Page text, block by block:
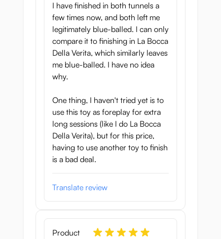
I have finished in both tunnels a
few times now, and both left me
legitimately blue-balled. I can only
compare it to finishing in La Bocca
Della Verita, which similarly leaves
me blue-balled. I have no idea
why.
One thing, I haven't tried yet is to
use this toy as foreplay for extra
long sessions (like I do La Bocca
Della Verita), but for this price,
having to use another toy to finish
is a bad deal.
Translate review
Product